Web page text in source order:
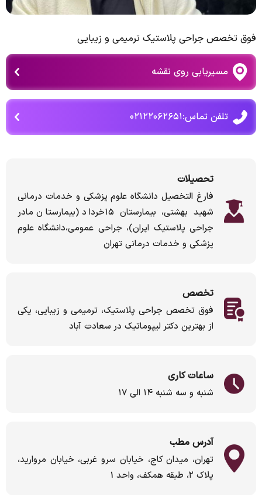
فوق تخصص جراحی پلاستیک ترمیمی و زیبایی
مسیریابی روی نقشه
تلفن تماس:۰۲۱۲۲۰۶۲۶۵۱
تحصیلات
فارغ التخصیل دانشگاه علوم پزشکی و خدمات درمانی
شهید بهشتی، بیمارستان ۱۵خرداد (بیمارستان مادر
جراحی پلاستیک ایران)، جراحی عمومی،دانشگاه علوم
پزشکی و خدمات درمانی تهران
تخصص
فوق تخصص جراحی پلاستیک، ترمیمی و زیبایی، یکی
از بهترین دکتر لیپوماتیک در سعادت آباد
ساعات کاری
شنبه و سه شنبه ۱۴ الی ۱۷
آدرس مطب
تهران، میدان کاج، خیابان سرو غربی، خیابان مروارید،
پلاک ۲، طبقه همکف، واحد 1